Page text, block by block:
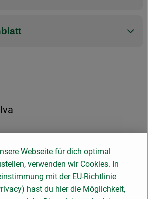
Vertriebs GmbH
Webseite für dich optimal
verwenden wir Cookies. In
mit der EU-Richtlinie
hast du hier die Möglichkeit,